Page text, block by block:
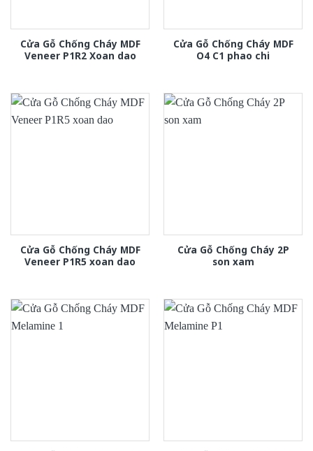
Cửa Gỗ Chống Cháy MDF
Veneer P1R2 Xoan dao
Cửa Gỗ Chống Cháy MDF
O4 C1 phao chi
Cửa Gỗ Chống Cháy MDF
Veneer P1R5 xoan dao
Cửa Gỗ Chống Cháy 2P
son xam